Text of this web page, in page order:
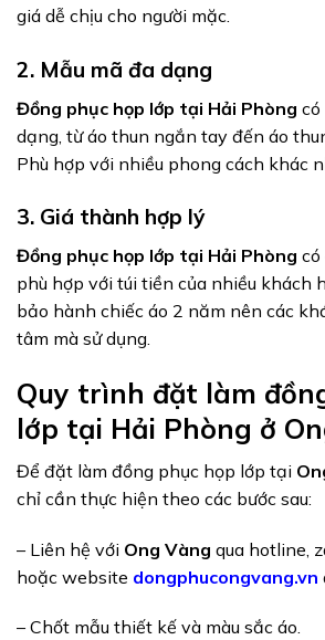
giá dễ chịu cho người mặc.
2. Mẫu mã đa dạng
Đồng phục họp lớp tại Hải Phòng có
dạng, từ áo thun ngắn tay đến áo
Phù hợp với nhiều phong cách khác
3. Giá thành hợp lý
Đồng phục họp lớp tại Hải Phòng có
phù hợp với túi tiền của nhiều khách
bảo hành chiếc áo 2 năm nên các
tâm mà sử dụng.
Quy trình đặt làm
lớp tại Hải Phòng ở
Để đặt làm đồng phục họp lớp tại
chỉ cần thực hiện theo các bước sau:
– Liên hệ với Ong Vàng qua hotline,
hoặc website dongphucongvang.vn
– Chốt mẫu thiết kế và màu sắc áo.